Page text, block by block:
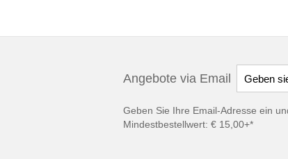
Angebote via Email
Geben Sie Ihre Email-Adresse ein
Mindestbestellwert: € 15,00+*